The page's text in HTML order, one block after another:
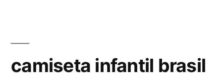
camiseta infantil brasil